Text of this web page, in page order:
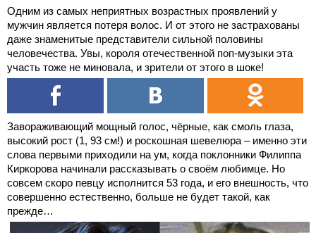
Одним из самых неприятных возрастных проявлений у
мужчин является потеря волос. И от этого не застрахованы
даже знаменитые представители сильной половины
человечества. Увы, короля отечественной поп-музыки эта
участь тоже не миновала, и зрители от этого в шоке!
Завораживающий мощный голос, чёрные, как смоль глаза,
высокий рост (1, 93 см!) и роскошная шевелюра – именно эти
слова первыми приходили на ум, когда поклонники Филиппа
Киркорова начинали рассказывать о своём любимце. Но
совсем скоро певцу исполнится 53 года, и его внешность, что
совершенно естественно, больше не будет такой, как
прежде…